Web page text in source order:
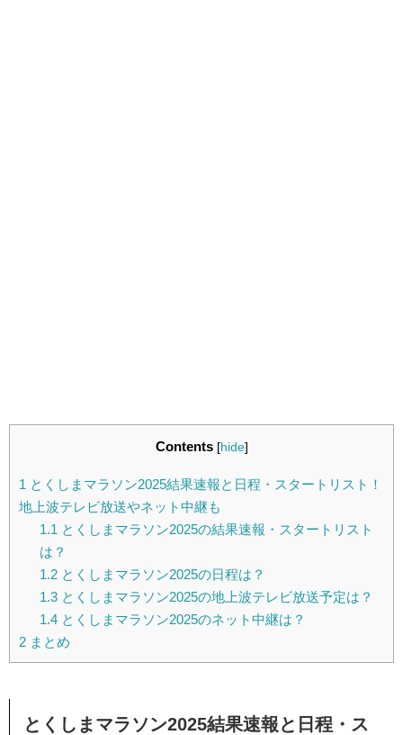
Contents [hide]
1 とくしまマラソン2025結果速報と日程・スタートリスト！
地上波テレビ放送やネット中継も
1.1 とくしまマラソン2025の結果速報・スタートリスト
は？
1.2とくしまマラソン2025の日程は？
1.3とくしまマラソン2025の地上波テレビ放送予定は？
1.4とくしまマラソン2025のネット中継は？
2 まとめ
とくしまマラソン2025結果速報と日程・ス